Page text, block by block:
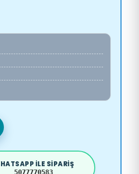
ILE SIPARIŞ
5077770583